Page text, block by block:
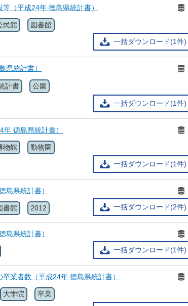
（平成24年 徳島県統計書）
一括ダウンロード(1件)
民館 図書館
県統計書）
一括ダウンロード(1件)
計書 公園
徳島県統計書）
一括ダウンロード(1件)
物館 動物園
島県統計書）
一括ダウンロード(2件)
書館 2012
島県統計書）
一括ダウンロード(1件)
業者数（平成24年 徳島県統計書）
大学院 卒業